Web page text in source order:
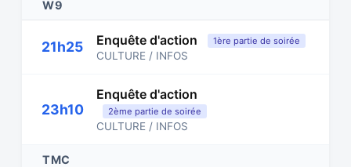
W9
21h25 Enquête d'action 1ère partie de soirée
CULTURE / INFOS
23h10
Enquête d'action
2ème partie de soirée
CULTURE / INFOS
TMC